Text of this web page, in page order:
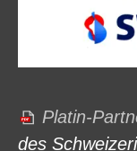
Platin-
des